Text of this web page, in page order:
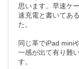
思います。早速ケ
速充電と書いてあ
た。
同じ革でiPad mini
一感が出て有り難
す。